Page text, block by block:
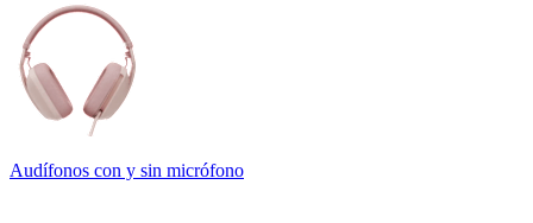
Audífonos con y sin micrófono